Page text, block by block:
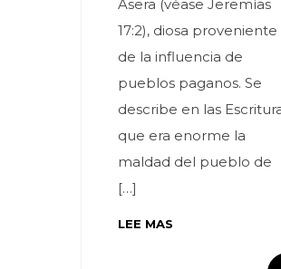
Asera (véase Jeremías
17:2), diosa proveniente
de la influencia de
pueblos paganos. Se
describe en las
que era enorme la
maldad del pueblo de
[…]
LEE MAS